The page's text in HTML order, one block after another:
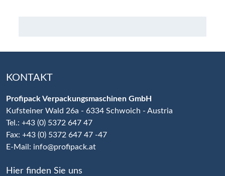
KONTAKT
Profipack Verpackungsmaschinen GmbH
Kufsteiner Wald 26a - 6334 Schwoich - Austria
Tel.: +43 (0) 5372 647 47
Fax: +43 (0) 5372 647 47 -47
E-Mail: info@profipack.at
Hier finden Sie uns